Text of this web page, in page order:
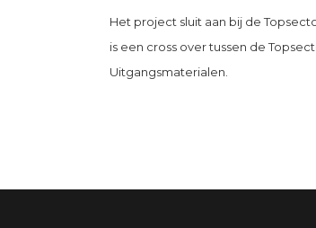
Het project sluit aan bij de
is een cross over tussen de
Uitgangsmaterialen.